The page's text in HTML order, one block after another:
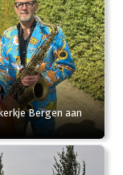
Bergen aan